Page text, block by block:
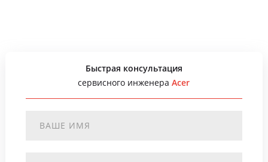
Быстрая консультация
сервисного инженераAcer